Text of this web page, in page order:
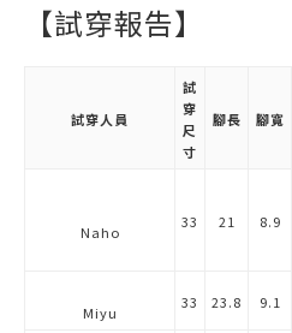
【試穿報告】
試穿人員
試
穿
尺
寸
腳長 腳寬
Naho
33 21 8.9
Miyu
33 23.8 9.1